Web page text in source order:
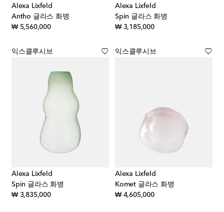
Alexa Lixfeld
Antho 글라스 화병
₩ 5,560,000original price
Alexa Lixfeld
Spin 글라스 화병
₩ 3,185,000original price
익스클루시브
Alexa Lixfeld
Spin 글라스 화병
₩ 3,835,000original price
익스클루시브
Alexa Lixfeld
Komet 글라스 화병
₩ 4,605,000original price